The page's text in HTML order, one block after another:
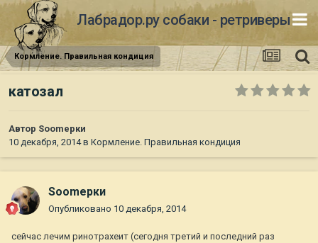
Лабрадор.ру собаки - ретриверы
Кормление. Правильная кондиция
катозал
Автор Soomерки
10 декабря, 2014в Кормление. Правильная кондиция
Soomерки
Опубликовано 10 декабря, 2014
сейчас лечим ринотрахеит (сегодня третий и последний раз